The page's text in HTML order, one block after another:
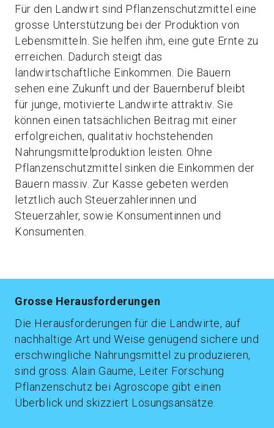
Für den Landwirt sind Pflanzenschutzmittel eine
grosse Unterstützung bei der Produktion von
Lebensmitteln. Sie helfen ihm, eine gute Ernte zu
erreichen. Dadurch steigt das
landwirtschaftliche Einkommen. Die Bauern
sehen eine Zukunft und der Bauernberuf bleibt
für junge, motivierte Landwirte attraktiv. Sie
können einen tatsächlichen Beitrag mit einer
erfolgreichen, qualitativ hochstehenden
Nahrungsmittelproduktion leisten. Ohne
Pflanzenschutzmittel sinken die Einkommen der
Bauern massiv. Zur Kasse gebeten werden
letztlich auch Steuerzahlerinnen und
Steuerzahler, sowie Konsumentinnen und
Konsumenten.
Grosse Herausforderungen
Die Herausforderungen für die Landwirte, auf
nachhaltige Art und Weise genügend sichere und
erschwingliche Nahrungsmittel zu produzieren,
sind gross. Alain Gaume, Leiter Forschung
Pflanzenschutz bei Agroscope gibt einen
Überblick und skizziert Lösungsansätze.